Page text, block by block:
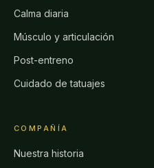
Calma diaria
Músculo y articulación
Post-entreno
Cuidado de tatuajes
COMPAÑÍA
Nuestra historia